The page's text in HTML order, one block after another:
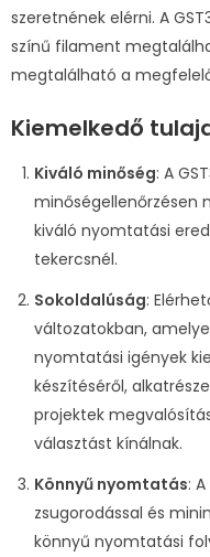
szeretnének elérni. A
színű filament
megtalálható a
Kiemelkedő
Kiváló minőség: A
minőségellenőrzésen
kiváló nyomtatási
tekercsnél.
Sokoldalúság:
változatokban,
nyomtatási igények
készítéséről,
projektek
választást kínálnak.
Könnyű nyomtatás:
zsugorodással és
könnyű nyomtatási